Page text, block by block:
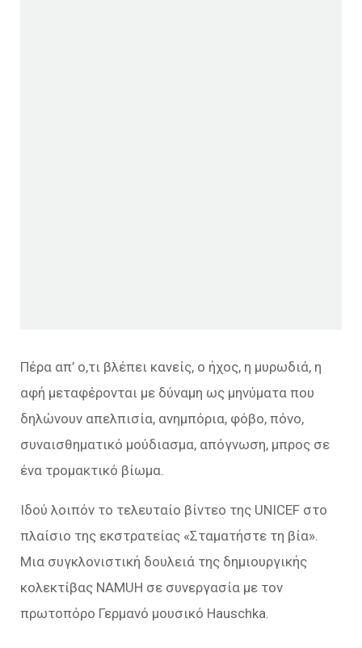
Πέρα απ’ ο,τι βλέπει κανείς, ο ήχος, η μυρωδιά, η
αφή μεταφέρονται με δύναμη ως μηνύματα που
δηλώνουν απελπισία, ανημπόρια, φόβο, πόνο,
συναισθηματικό μούδιασμα, απόγνωση, μπρος σε
ένα τρομακτικό βίωμα.
Ιδού λοιπόν το τελευταίο βίντεο της UNICEF στο
πλαίσιο της εκστρατείας «Σταματήστε τη βία».
Μια συγκλονιστική δουλειά της δημιουργικής
κολεκτίβας NAMUH σε συνεργασία με τον
πρωτοπόρο Γερμανό μουσικό Hauschka.